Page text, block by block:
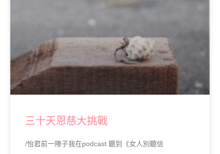
三十天恩慈大挑戰
/怡君前一陣子我在podcast 聽到《女人別聽信